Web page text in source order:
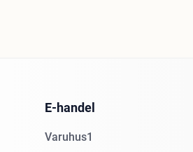
E-handel
Varuhus1